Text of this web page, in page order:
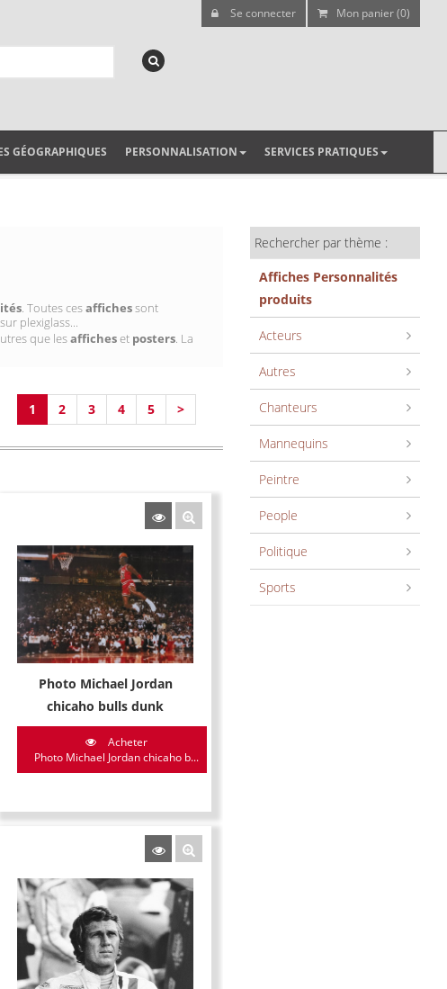
Se connecter Mon panier (0)
GÉOGRAPHIQUES PERSONNALISATION SERVICES PRATIQUES
. Toutes cesaffichessont
plexiglass...
que lesafficheset posters. La
1 2 3 4 5 >
Photo Michael Jordan
chicaho bulls dunk
Acheter
Photo Michael Jordan chicaho b...
Rechercher par thème :
Affiches Personnalités
produits
Acteurs
Autres
Chanteurs
Mannequins
Peintre
People
Politique
Sports